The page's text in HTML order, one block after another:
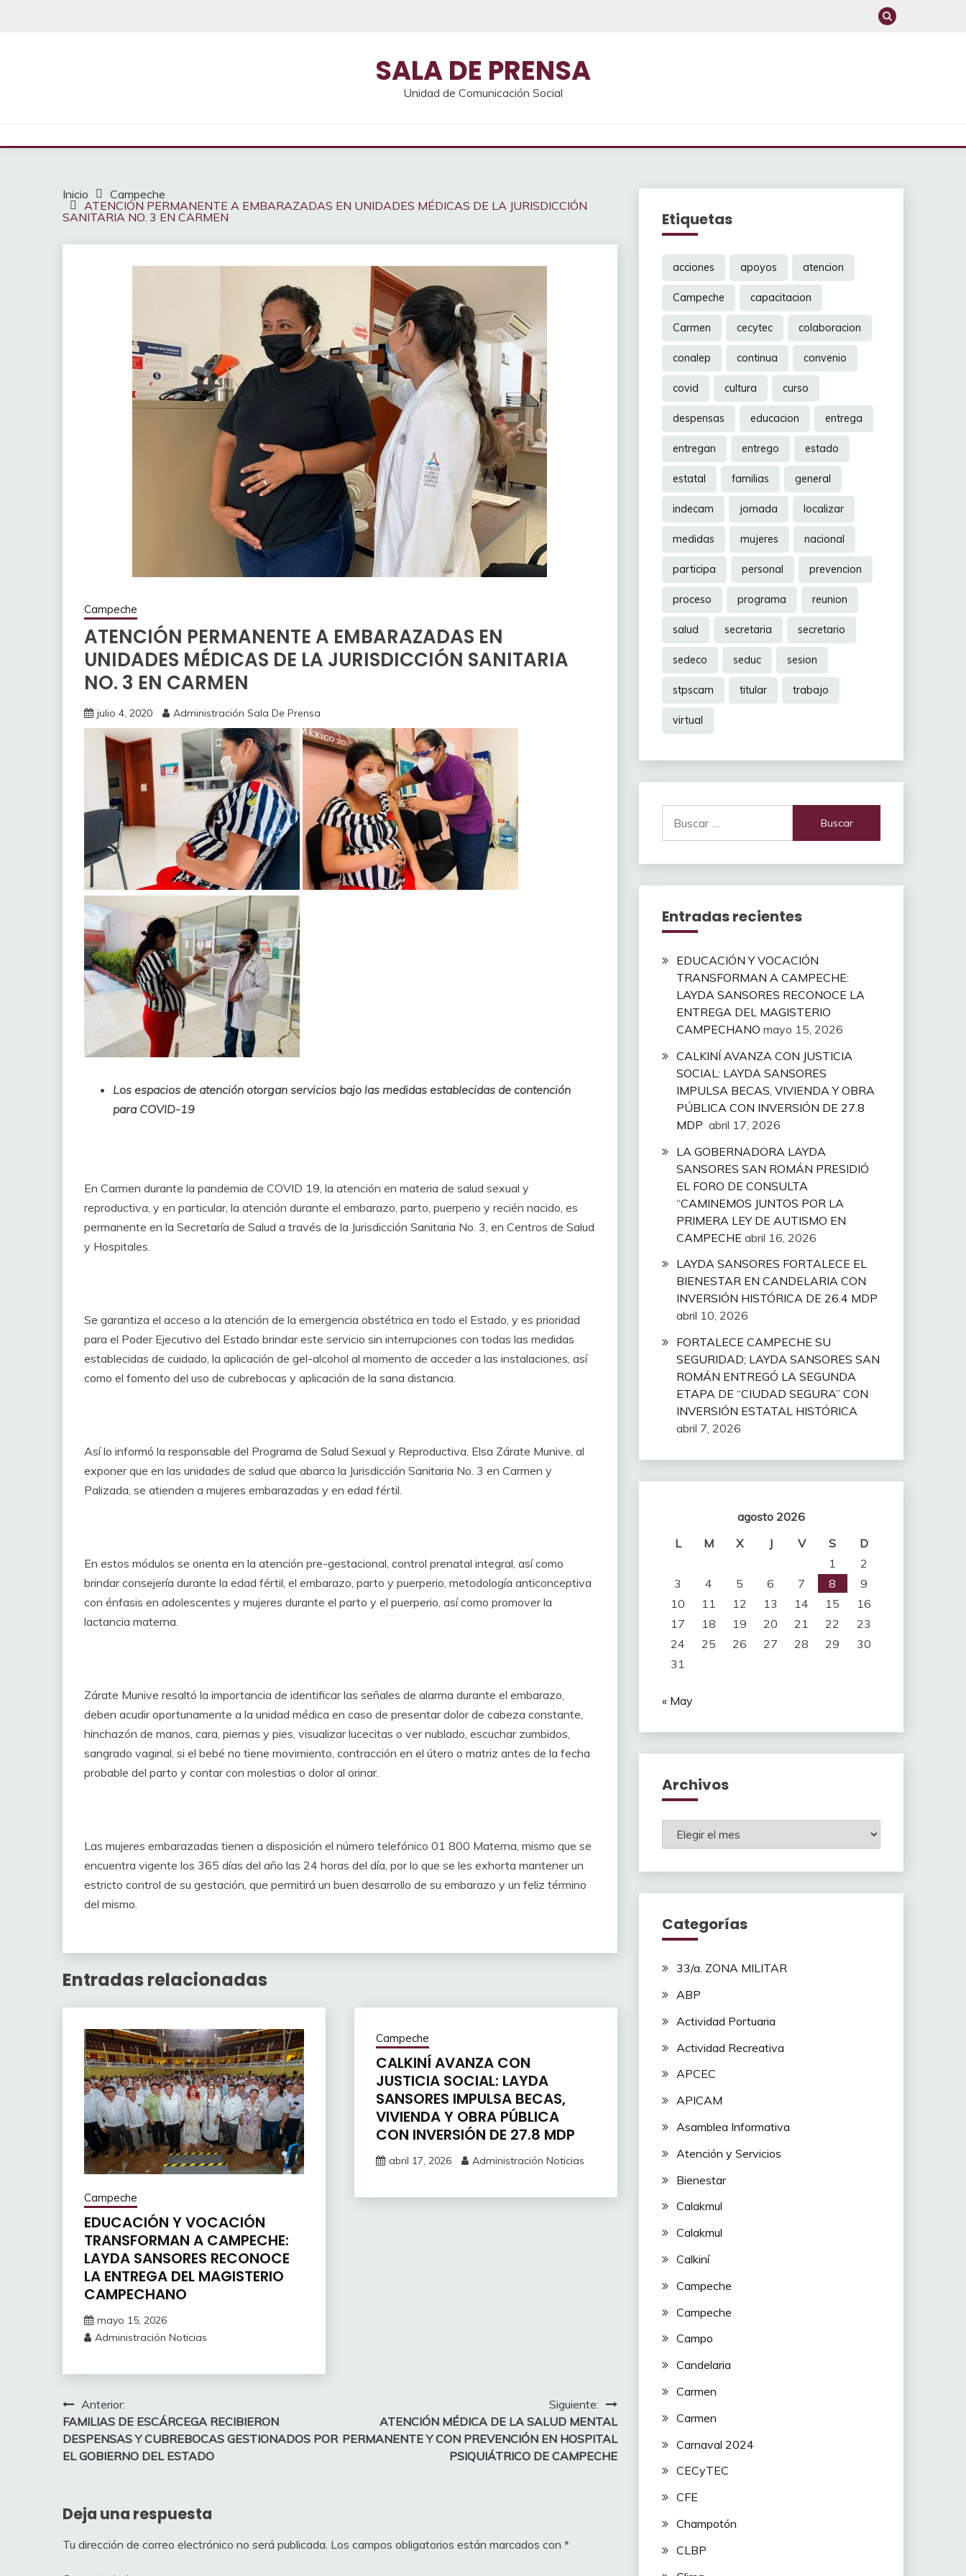
SALA DE PRENSA
Unidad de Comunicación Social
Inicio
Campeche
ATENCIÓN PERMANENTE A EMBARAZADAS EN UNIDADES MÉDICAS DE LA JURISDICCIÓN
SANITARIA NO. 3 EN CARMEN
Campeche
ATENCIÓN PERMANENTE A EMBARAZADAS EN
UNIDADES MÉDICAS DE LA JURISDICCIÓN SANITARIA
NO. 3 EN CARMEN
julio 4, 2020 Administración Sala De Prensa
Los espacios de atención otorgan servicios bajo las medidas establecidas de contención
para COVID-19
En Carmen durante la pandemia de COVID 19, la atención en materia de salud sexual y
reproductiva, y en particular, la atención durante el embarazo, parto, puerperio y recién nacido, es
permanente en la Secretaría de Salud a través de la Jurisdicción Sanitaria No. 3, en Centros de Salud
y Hospitales.
Se garantiza el acceso a la atención de la emergencia obstétrica en todo el Estado, y es prioridad
para el Poder Ejecutivo del Estado brindar este servicio sin interrupciones con todas las medidas
establecidas de cuidado, la aplicación de gel-alcohol al momento de acceder a las instalaciones, así
como el fomento del uso de cubrebocas y aplicación de la sana distancia.
Así lo informó la responsable del Programa de Salud Sexual y Reproductiva, Elsa Zárate Munive, al
exponer que en las unidades de salud que abarca la Jurisdicción Sanitaria No. 3 en Carmen y
Palizada, se atienden a mujeres embarazadas y en edad fértil.
En estos módulos se orienta en la atención pre-gestacional, control prenatal integral, así como
brindar consejería durante la edad fértil, el embarazo, parto y puerperio, metodología anticonceptiva
con énfasis en adolescentes y mujeres durante el parto y el puerperio, así como promover la
lactancia materna.
Zárate Munive resaltó la importancia de identificar las señales de alarma durante el embarazo,
deben acudir oportunamente a la unidad médica en caso de presentar dolor de cabeza constante,
hinchazón de manos, cara, piernas y pies, visualizar lucecitas o ver nublado, escuchar zumbidos,
sangrado vaginal, si el bebé no tiene movimiento, contracción en el útero o matriz antes de la fecha
probable del parto y contar con molestias o dolor al orinar.
Las mujeres embarazadas tienen a disposición el número telefónico 01 800 Materna, mismo que se
encuentra vigente los 365 días del año las 24 horas del día, por lo que se les exhorta mantener un
estricto control de su gestación, que permitirá un buen desarrollo de su embarazo y un feliz término
del mismo.
Entradas relacionadas
Campeche
EDUCACIÓN Y VOCACIÓN
TRANSFORMAN A CAMPECHE:
LAYDA SANSORES RECONOCE
LA ENTREGA DEL MAGISTERIO
CAMPECHANO
mayo 15, 2026
Administración Noticias
Campeche
CALKINÍ AVANZA CON
JUSTICIA SOCIAL: LAYDA
SANSORES IMPULSA BECAS,
VIVIENDA Y OBRA PÚBLICA
CON INVERSIÓN DE 27.8 MDP
abril 17, 2026 Administración Noticias
Navegación
de
entradas
Anterior:
FAMILIAS DE ESCÁRCEGA RECIBIERON
DESPENSAS Y CUBREBOCAS GESTIONADOS POR
EL GOBIERNO DEL ESTADO
Siguiente:
ATENCIÓN MÉDICA DE LA SALUD MENTAL
PERMANENTE Y CON PREVENCIÓN EN HOSPITAL
PSIQUIÁTRICO DE CAMPECHE
Deja una respuesta
Tu dirección de correo electrónico no será publicada. Los campos obligatorios están marcados con *
Etiquetas
acciones apoyos atencion
Campeche capacitacion
Carmen cecytec colaboracion
conalep continua convenio
covid cultura curso
despensas educacion entrega
entregan entrego estado
estatal familias general
indecam jornada localizar
medidas mujeres nacional
participa personal prevencion
proceso programa reunion
salud secretaria secretario
sedeco seduc sesion
stpscam titular trabajo
virtual
Entradas recientes
EDUCACIÓN Y VOCACIÓN
TRANSFORMAN A CAMPECHE:
LAYDA SANSORES RECONOCE LA
ENTREGA DEL MAGISTERIO
CAMPECHANO mayo 15, 2026
CALKINÍ AVANZA CON JUSTICIA
SOCIAL: LAYDA SANSORES
IMPULSA BECAS, VIVIENDA Y OBRA
PÚBLICA CON INVERSIÓN DE 27.8
MDP abril 17, 2026
LA GOBERNADORA LAYDA
SANSORES SAN ROMÁN PRESIDIÓ
EL FORO DE CONSULTA
“CAMINEMOS JUNTOS POR LA
PRIMERA LEY DE AUTISMO EN
CAMPECHE abril 16, 2026
LAYDA SANSORES FORTALECE EL
BIENESTAR EN CANDELARIA CON
INVERSIÓN HISTÓRICA DE 26.4 MDP
abril 10, 2026
FORTALECE CAMPECHE SU
SEGURIDAD; LAYDA SANSORES SAN
ROMÁN ENTREGÓ LA SEGUNDA
ETAPA DE “CIUDAD SEGURA” CON
INVERSIÓN ESTATAL HISTÓRICA
abril 7, 2026
agosto 2026
L
M X J V S
D
1
2
3
4 5 6 7 8
9
10
11 12 13 14 15
16
17
18 19 20 21 22
23
24
25 26 27 28 29
30
31
« May
Archivos
Archivos
Categorías
33/a. ZONA MILITAR
ABP
Actividad Portuaria
Actividad Recreativa
APCEC
APICAM
Asamblea Informativa
Atención y Servicios
Bienestar
Calakmul
Calakmul
Calkiní
Campeche
Campeche
Campo
Candelaria
Carmen
Carmen
Carnaval 2024
CECyTEC
CFE
Champotón
CLBP